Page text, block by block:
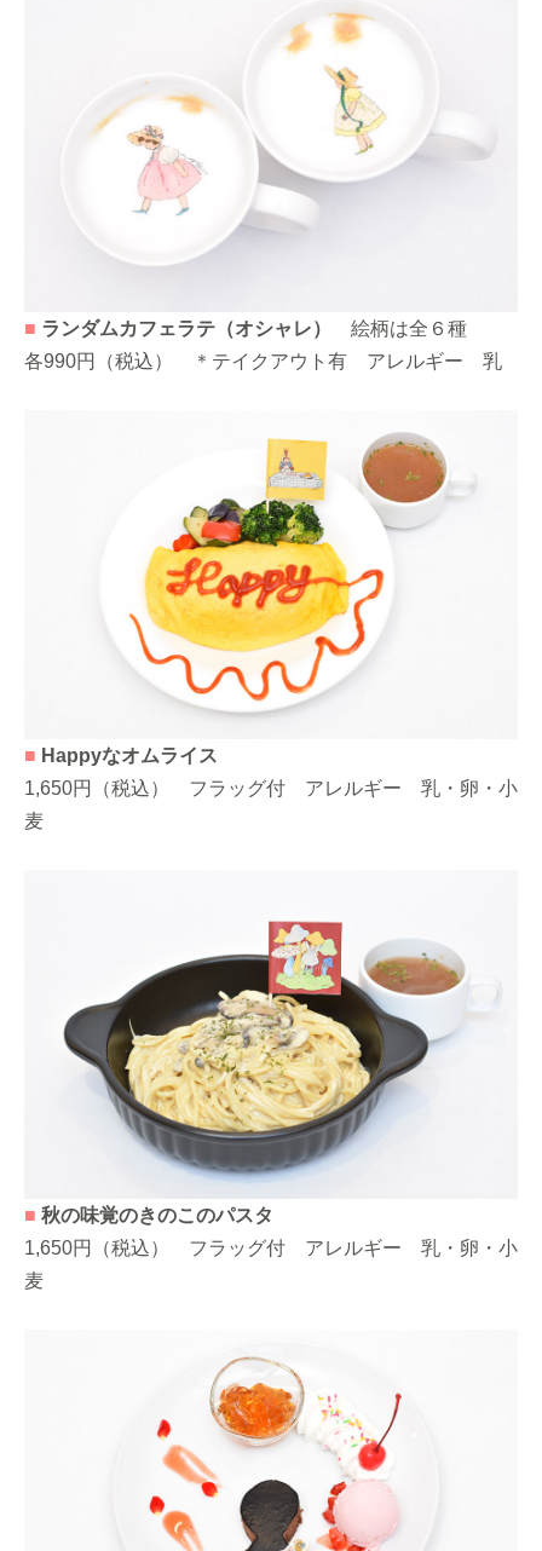
■ ランダムカフェラテ（オシャレ） 絵柄は全６種
各990円（税込） ＊テイクアウト有 アレルギー 乳
■ Happyなオムライス
1,650円（税込） フラッグ付 アレルギー 乳・卵・小
麦
■ 秋の味覚のきのこのパスタ
1,650円（税込） フラッグ付 アレルギー 乳・卵・小
麦